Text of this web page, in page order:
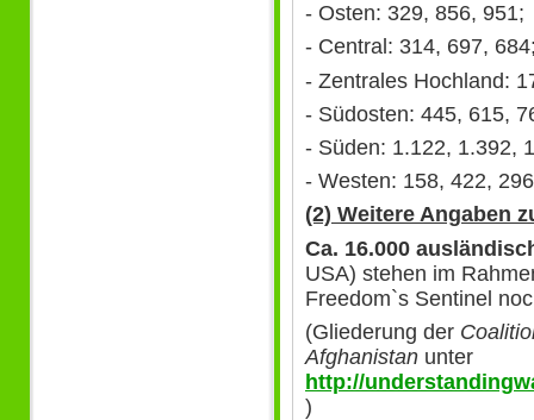
- Osten: 329, 856, 951;
- Central: 314, 697,
- Zentrales Hochland:
- Südosten: 445, 615,
- Süden: 1.122, 1.392,
- Westen: 158, 422,
(2) Weitere Angaben
Ca. 16.000
USA) stehen im
Freedom`s Sentinel
(Gliederung der
Afghanistan unter
http://
)